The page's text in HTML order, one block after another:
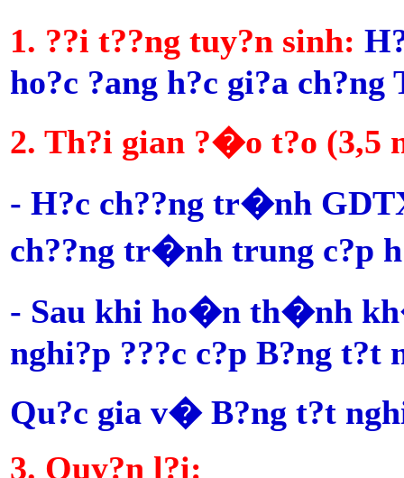
1. ??i t??ng tuy?n sinh:
ho?c ?ang h?c gi?a ch?ng
2. Th?i gian ?�o t?o (3,5
- H?c ch??ng tr�nh
ch??ng tr�nh trung c?p
- Sau khi ho�n th�nh
nghi?p ???c c?p B?ng t?t
Qu?c gia v� B?ng t?t
3. Quy?n l?i: